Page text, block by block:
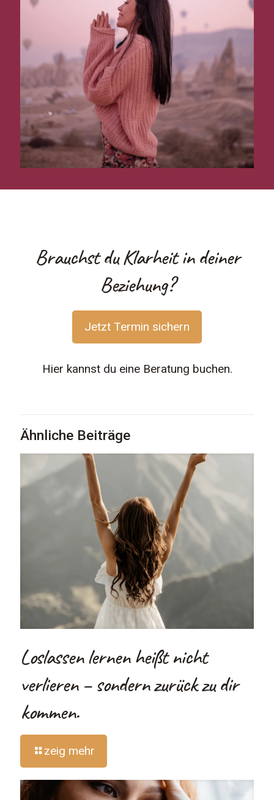
Brauchst du Klarheit in deiner
Beziehung?
Jetzt Termin sichern
Hier kannst du eine Beratung buchen.
Ähnliche Beiträge
Loslassen lernen heißt nicht
verlieren – sondern zurück zu dir
kommen.
zeig mehr